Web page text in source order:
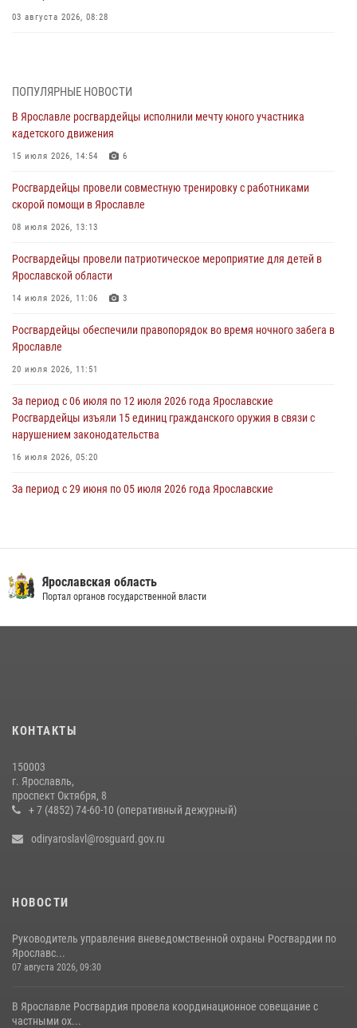
03 августа 2026, 08:28
03 августа 2026, 07:24
Ярославские росгвардейцы за прошедшую неделю совершили
более 300 выездов по сигналам «тревога»
03 августа 2026, 07:09
Росгвардейцы оказали помощь беременной женщине во время
празднования Дня ВДВ в Ярославле
03 августа 2026, 06:20
За период с 20 июля по 26 июля 2026 года Ярославские
Росгвардейцы изъяли 41 единицу гражданского оружия в связи с
нарушением законодательства
В региональном управлении Росгвардии состоялся молебен,
приуроченный к празднику Крещения Руси
ПОПУЛЯРНЫЕ НОВОСТИ
В Ярославле росгвардейцы исполнили мечту юного участника
кадетского движения
15 июля 2026, 14:54 6
Росгвардейцы провели совместную тренировку с работниками
скорой помощи в Ярославле
08 июля 2026, 13:13
Росгвардейцы провели патриотическое мероприятие для детей в
Ярославской области
14 июля 2026, 11:06 3
Росгвардейцы обеспечили правопорядок во время ночного забега в
Ярославле
20 июля 2026, 11:51
За период с 06 июля по 12 июля 2026 года Ярославские
Росгвардейцы изъяли 15 единиц гражданского оружия в связи с
нарушением законодательства
16 июля 2026, 05:20
За период с 29 июня по 05 июля 2026 года Ярославские
Росгвардейцы оказали помощь пострадавшему в ДТП
мотоциклисту в Ярославле
СОВЕРШИЛИ БОЛЕЕ 300 ВЫЕЗДОВ ПО СИГНАЛАМ «ТРЕВОГА»
Центральный округ Росгвардии отмечает 105-летие
15 июля 2026, 11:06
Ярославская область
Портал органов государственной власти
КОНТАКТЫ
150003
г. Ярославль,
проспект Октября, 8
+ 7 (4852) 74-60-10 (оперативный дежурный)
odiryaroslavl@rosguard.gov.ru
НОВОСТИ
Руководитель управления вневедомственной охраны Росгвардии по
Ярославс...
07 августа 2026, 09:30
В Ярославле Росгвардия провела координационное совещание с
частными ох...